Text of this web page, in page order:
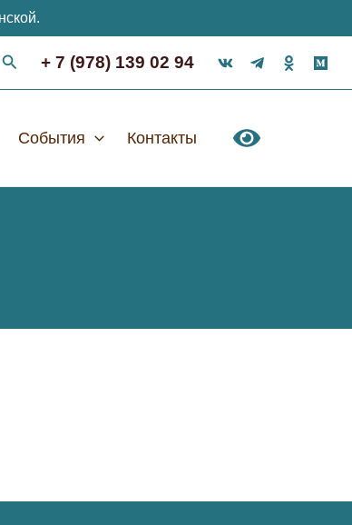
+ 7 (978) 139 02 94
События Контакты